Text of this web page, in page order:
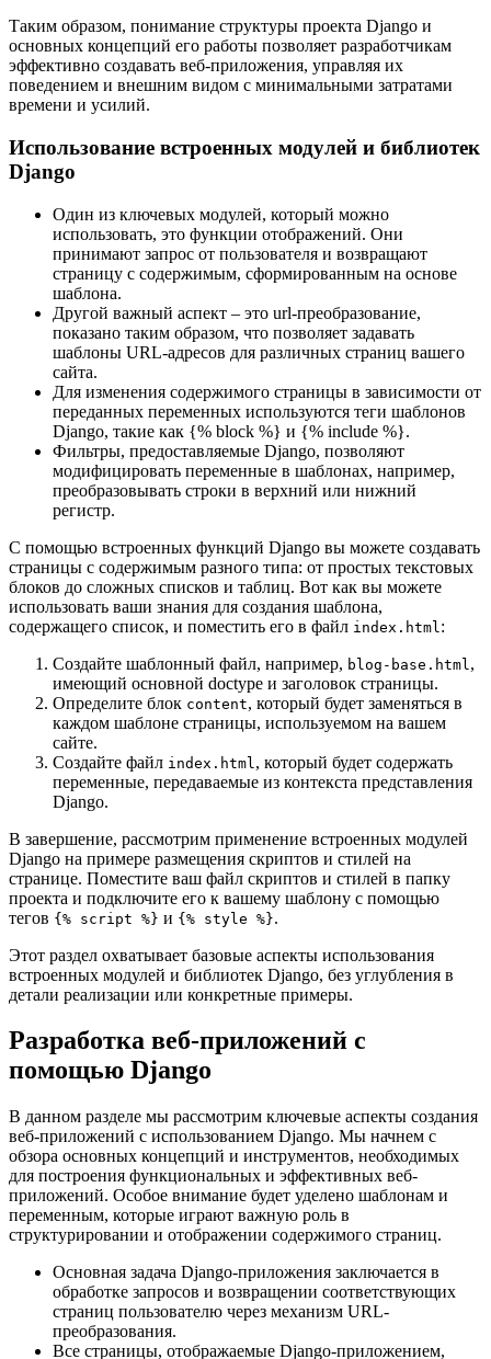
Таким образом, понимание структуры проекта Django и
основных концепций его работы позволяет разработчикам
эффективно создавать веб-приложения, управляя их
поведением и внешним видом с минимальными затратами
времени и усилий.
Использование встроенных модулей и библиотек
Django
Один из ключевых модулей, который можно
использовать, это функции отображений. Они
принимают запрос от пользователя и возвращают
страницу с содержимым, сформированным на основе
шаблона.
Другой важный аспект – это url-преобразование,
показано таким образом, что позволяет задавать
шаблоны URL-адресов для различных страниц вашего
сайта.
Для изменения содержимого страницы в зависимости от
переданных переменных используются теги шаблонов
Django, такие как {% block %} и {% include %}.
Фильтры, предоставляемые Django, позволяют
модифицировать переменные в шаблонах, например,
преобразовывать строки в верхний или нижний
регистр.
С помощью встроенных функций Django вы можете создавать
страницы с содержимым разного типа: от простых текстовых
блоков до сложных списков и таблиц. Вот как вы можете
использовать ваши знания для создания шаблона,
содержащего список, и поместить его в файл index.html :
Создайте шаблонный файл, например, blog-base.html ,
имеющий основной doctype и заголовок страницы.
Определите блок content, который будет заменяться в
каждом шаблоне страницы, используемом на вашем
сайте.
Создайте файл index.html , который будет содержать
переменные, передаваемые из контекста представления
Django.
В завершение, рассмотрим применение встроенных модулей
Django на примере размещения скриптов и стилей на
странице. Поместите ваш файл скриптов и стилей в папку
проекта и подключите его к вашему шаблону с помощью
тегов {% script %} и {% style %}.
Этот раздел охватывает базовые аспекты использования
встроенных модулей и библиотек Django, без углубления в
детали реализации или конкретные примеры.
Разработка веб-приложений с
помощью Django
В данном разделе мы рассмотрим ключевые аспекты создания
веб-приложений с использованием Django. Мы начнем с
обзора основных концепций и инструментов, необходимых
для построения функциональных и эффективных веб-
приложений. Особое внимание будет уделено шаблонам и
переменным, которые играют важную роль в
структурировании и отображении содержимого страниц.
Основная задача Django-приложения заключается в
обработке запросов и возвращении соответствующих
страниц пользователю через механизм URL-
преобразования.
Все страницы, отображаемые Django-приложением,